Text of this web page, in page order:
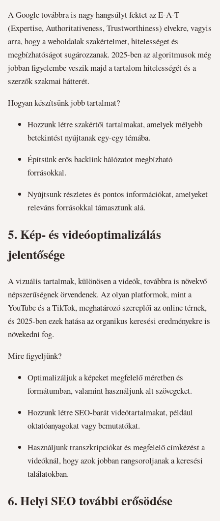
A Google továbbra is nagy hangsúlyt fektet az E-A-T
(Expertise, Authoritativeness, Trustworthiness) elvekre, vagyis
arra, hogy a weboldalak szakértelmet, hitelességet és
megbízhatóságot sugározzanak. 2025-ben az algoritmusok még
jobban figyelembe veszik majd a tartalom hitelességét és a
szerzők szakmai hátterét.
Hogyan készítsünk jobb tartalmat?
Hozzunk létre szakértői tartalmakat, amelyek mélyebb
betekintést nyújtanak egy-egy témába.
Építsünk erős backlink hálózatot megbízható
forrásokkal.
Nyújtsunk részletes és pontos információkat, amelyeket
releváns forrásokkal támasztunk alá.
5.Kép- és videóoptimalizálás
jelentősége
A vizuális tartalmak, különösen a videók, továbbra is növekvő
népszerűségnek örvendenek. Az olyan platformok, mint a
YouTube és a TikTok, meghatározó szereplői az online térnek,
és 2025-ben ezek hatása az organikus keresési eredményekre is
növekedni fog.
Mire figyeljünk?
Optimalizáljuk a képeket megfelelő méretben és
formátumban, valamint használjunk alt szövegeket.
Hozzunk létre SEO-barát videótartalmakat, például
oktatóanyagokat vagy bemutatókat.
Használjunk transzkripciókat és megfelelő címkézést a
videóknál, hogy azok jobban rangsoroljanak a keresési
találatokban.
6.Helyi SEO további erősödése